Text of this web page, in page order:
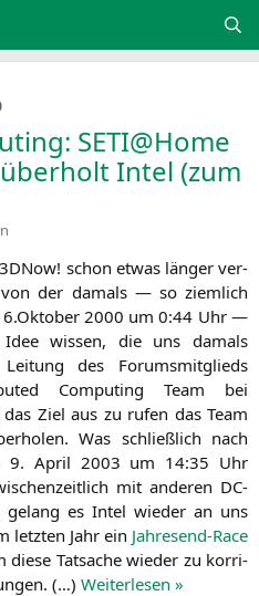
SETI@Home
Intel (zum
schon etwas län­ger ver­
der damals — so ziem­lich
2000 um 0:44 Uhr —
wis­sen, die uns damals
des Forums­mit­glieds
Com­pu­ting Team bei
Ziel aus zu rufen das Team
Was schließ­lich nach
9. April 2003 um 14:35 Uhr
mit ande­ren DC-
gelang es Intel wie­der an uns
letz­ten Jahr ein Jah­res­end-Race
die­se Tat­sa­che wie­der zu kor­ri­
(…) Wei­ter­le­sen »